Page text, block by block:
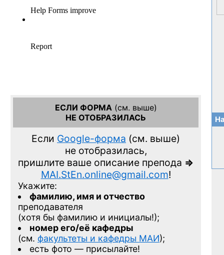
ЕСЛИ ФОРМА(см. выше)
НЕ ОТОБРАЗИЛАСЬ
Если Google-форма (см. выше)
не отобразилась,
пришлите ваше описание препода =>
MAI.StEn.online@gmail.com!
Укажите:
фамилию, имя и отчество
преподавателя
(хотя бы фамилию и инициалы!);
номер его/её кафедры
(см. факультеты и кафедры МАИ);
есть фото — присылайте!